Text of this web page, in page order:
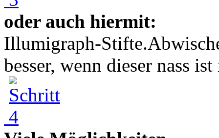
oder auch hiermit:
Illumigraph-
besser, wenn dieser nass